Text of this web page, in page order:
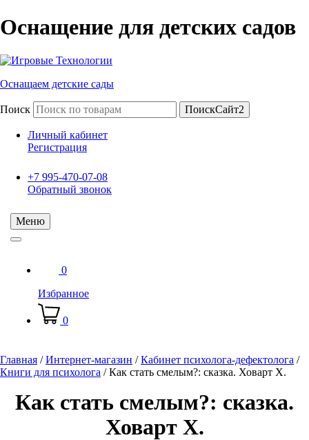
Оснащение для детских садов
Оснащаем детские сады
Поиск ПоискСайт2
Личный кабинет
Регистрация
+7 995-470-07-08
Обратный звонок
Меню
0
Избранное
0
Главная /Интернет-магазин /Кабинет психолога-дефектолога /
Книги для психолога /Как стать смелым?: сказка. Ховарт Х.
Как стать смелым?: сказка.
Ховарт Х.